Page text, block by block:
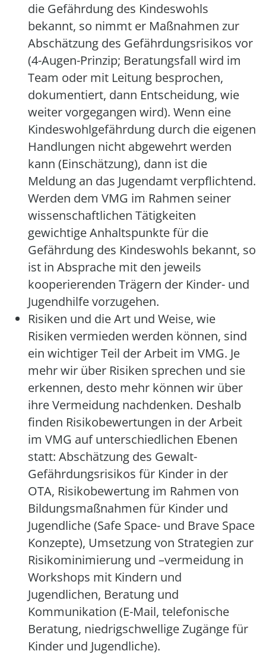
die Gefährdung des Kindeswohls
bekannt, so nimmt er Maßnahmen zur
Abschätzung des Gefährdungsrisikos vor
(4-Augen-Prinzip; Beratungsfall wird im
Team oder mit Leitung besprochen,
dokumentiert, dann Entscheidung, wie
weiter vorgegangen wird). Wenn eine
Kindeswohlgefährdung durch die eigenen
Handlungen nicht abgewehrt werden
kann (Einschätzung), dann ist die
Meldung an das Jugendamt verpflichtend.
Werden dem VMG im Rahmen seiner
wissenschaftlichen Tätigkeiten
gewichtige Anhaltspunkte für die
Gefährdung des Kindeswohls bekannt, so
ist in Absprache mit den jeweils
kooperierenden Trägern der Kinder- und
Jugendhilfe vorzugehen.
Risiken und die Art und Weise, wie
Risiken vermieden werden können, sind
ein wichtiger Teil der Arbeit im VMG. Je
mehr wir über Risiken sprechen und sie
erkennen, desto mehr können wir über
ihre Vermeidung nachdenken. Deshalb
finden Risikobewertungen in der Arbeit
im VMG auf unterschiedlichen Ebenen
statt: Abschätzung des Gewalt-
Gefährdungsrisikos für Kinder in der
OTA, Risikobewertung im Rahmen von
Bildungsmaßnahmen für Kinder und
Jugendliche (Safe Space- und Brave Space
Konzepte), Umsetzung von Strategien zur
Risikominimierung und –vermeidung in
Workshops mit Kindern und
Jugendlichen, Beratung und
Kommunikation (E-Mail, telefonische
Beratung, niedrigschwellige Zugänge für
Kinder und Jugendliche).